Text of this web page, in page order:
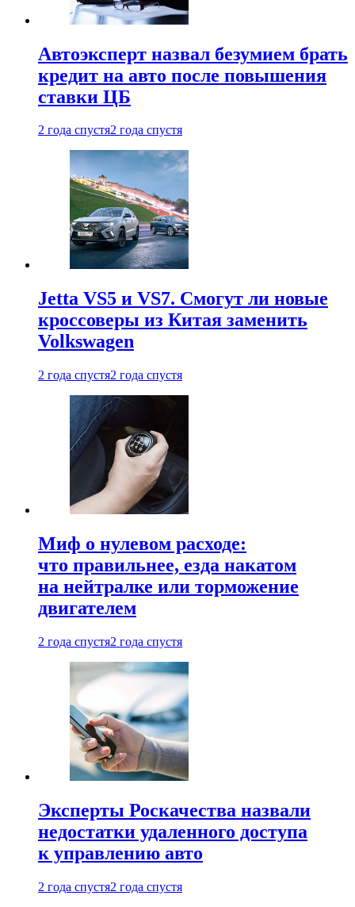
Автоэксперт назвал безумием брать
кредит на авто после повышения
ставки ЦБ
2 года спустя2 года спустя
Jetta VS5 и VS7. Смогут ли новые
кроссоверы из Китая заменить
Volkswagen
2 года спустя2 года спустя
Миф о нулевом расходе:
что правильнее, езда накатом
на нейтралке или торможение
двигателем
2 года спустя2 года спустя
Эксперты Роскачества назвали
недостатки удаленного доступа
к управлению авто
2 года спустя2 года спустя